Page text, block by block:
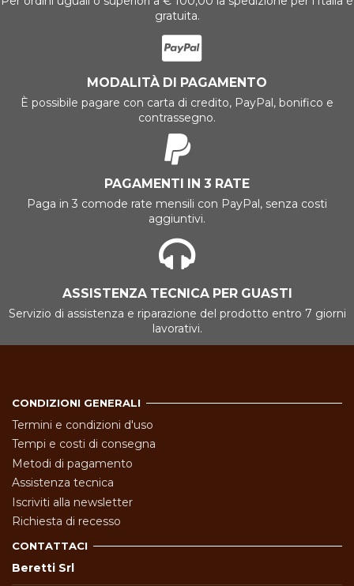
gratuita.
MODALITÀ DI PAGAMENTO
È possibile pagare con carta di credito, PayPal, bonifico e
contrassegno.
PAGAMENTI IN 3 RATE
Paga in 3 comode rate mensili con PayPal, senza costi
aggiuntivi.
ASSISTENZA TECNICA PER GUASTI
Servizio di assistenza e riparazione del prodotto entro 7 giorni
lavorativi.
CONDIZIONI GENERALI
Termini e condizioni d'uso
Tempi e costi di consegna
Metodi di pagamento
Assistenza tecnica
Iscriviti alla newsletter
Richiesta di recesso
CONTATTACI
Beretti Srl